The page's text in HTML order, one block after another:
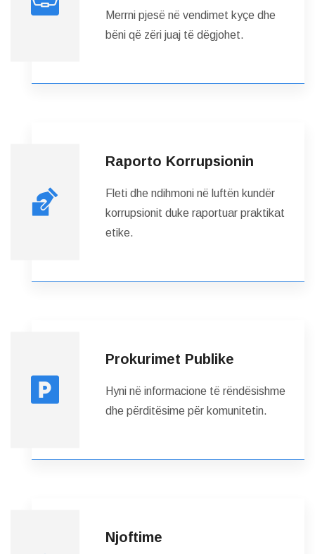
Merrni pjesë në vendimet kyçe dhe
bëni që zëri juaj të dëgjohet.
Raporto Korrupsionin
Fleti dhe ndihmoni në luftën kundër
korrupsionit duke raportuar praktikat
etike.
Prokurimet Publike
Hyni në informacione të rëndësishme
dhe përditësime për komunitetin.
Njoftime